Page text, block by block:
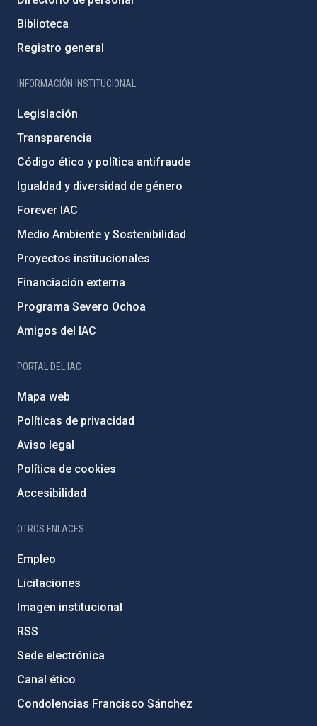
Biblioteca
Registro general
INFORMACIÓN INSTITUCIONAL
Legislación
Transparencia
Código ético y política antifraude
Igualdad y diversidad de género
Forever IAC
Medio Ambiente y Sostenibilidad
Proyectos institucionales
Financiación externa
Programa Severo Ochoa
Amigos del IAC
PORTAL DEL IAC
Mapa web
Políticas de privacidad
Aviso legal
Política de cookies
Accesibilidad
OTROS ENLACES
Empleo
Licitaciones
Imagen institucional
RSS
Sede electrónica
Canal ético
Condolencias Francisco Sánchez